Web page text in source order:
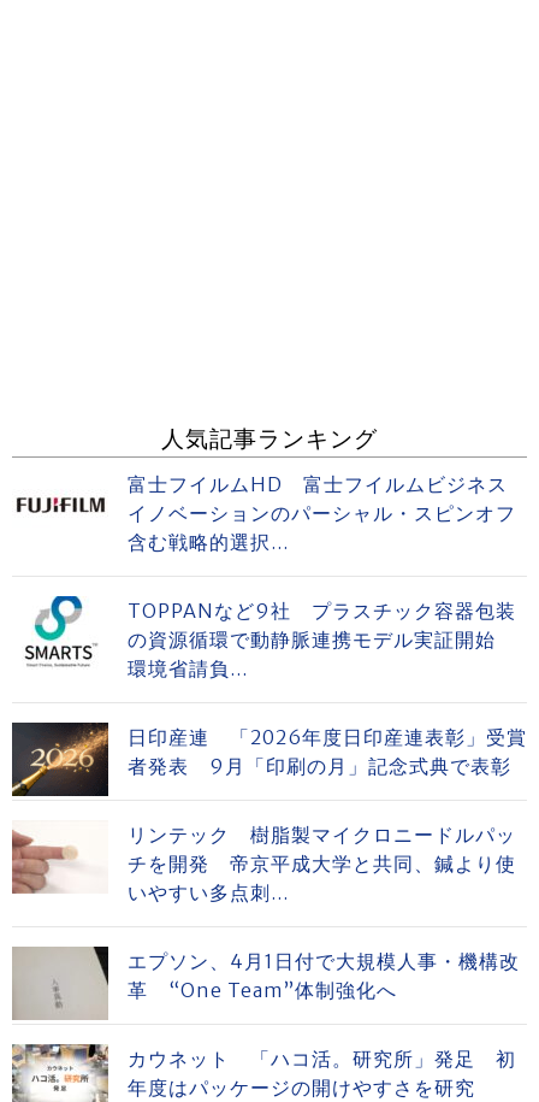
人気記事ランキング
富士フイルムHD 富士フイルムビジネス
イノベーションのパーシャル・スピンオフ
含む戦略的選択...
TOPPANなど9社 プラスチック容器包装
の資源循環で動静脈連携モデル実証開始
環境省請負...
日印産連 「2026年度日印産連表彰」受賞
者発表 9月「印刷の月」記念式典で表彰
リンテック 樹脂製マイクロニードルパッ
チを開発 帝京平成大学と共同、鍼より使
いやすい多点刺...
エプソン、4月1日付で大規模人事・機構改
革 “One Team”体制強化へ
カウネット 「ハコ活。研究所」発足 初
年度はパッケージの開けやすさを研究